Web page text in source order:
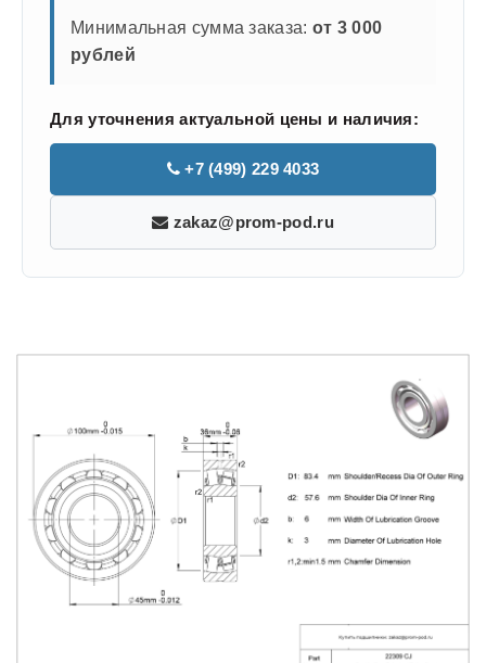
Минимальная сумма заказа: от 3 000
рублей
Для уточнения актуальной цены и наличия:
+7 (499) 229 4033
zakaz@prom-pod.ru